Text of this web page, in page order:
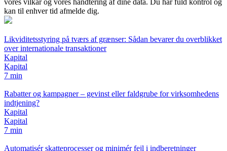
vores vilkår og vores håndtering af dine data. Du har fuld kontrol og
kan til enhver tid afmelde dig.
Likviditetsstyring på tværs af grænser: Sådan bevarer du overblikket
over internationale transaktioner
Kapital
Kapital
7 min
Rabatter og kampagner – gevinst eller faldgrube for virksomhedens
indtjening?
Kapital
Kapital
7 min
Automatisér skatteprocesser og minimér fejl i indberetninger